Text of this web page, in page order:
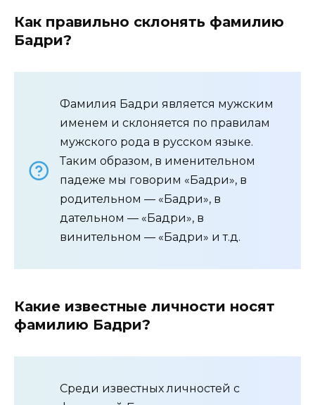
Как правильно склонять фамилию
Бадри?
Фамилия Бадри является мужским
именем и склоняется по правилам
мужского рода в русском языке.
Таким образом, в именительном
падеже мы говорим «Бадри», в
родительном — «Бадри», в
дательном — «Бадри», в
винительном — «Бадри» и т.д.
Какие известные личности носят
фамилию Бадри?
Среди известных личностей с